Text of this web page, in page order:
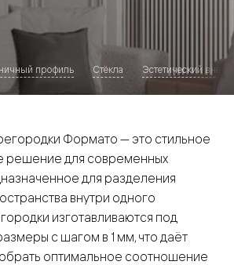
профиль Стёкла Эстетический
Формато — это стильное
решение для современных
для разделения
внутри одного
изготавливаются под
с шагом в 1 мм, что даёт
оптимальное соотношение